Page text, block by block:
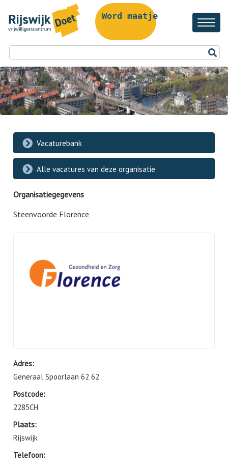
Word maatje!
Vacaturebank
Alle vacatures van deze organisatie
Organisatiegegevens
Steenvoorde Florence
Adres:
Generaal Spoorlaan 62 62
Postcode:
2285CH
Plaats:
Rijswijk
Telefoon: